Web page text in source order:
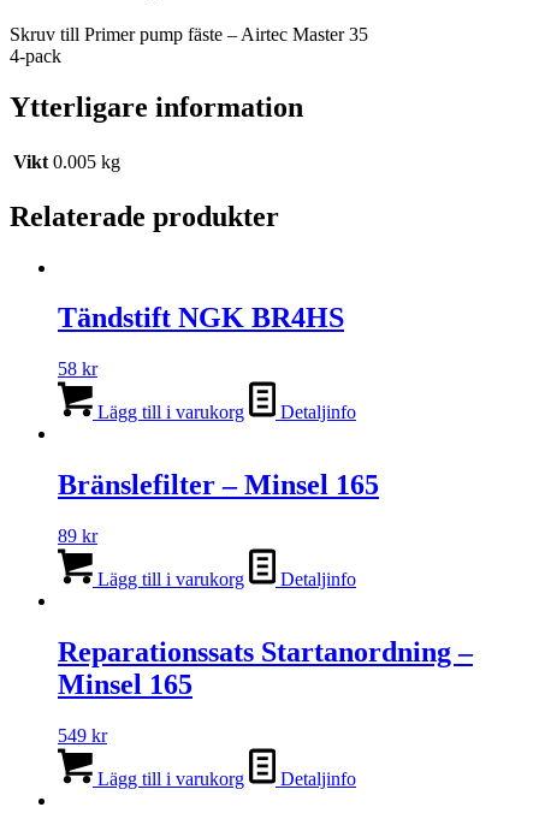
Skruv till Primer pump fäste – Airtec Master 35
4-pack
Ytterligare information
Vikt 0.005 kg
Relaterade produkter
Tändstift NGK BR4HS
58 kr
Lägg till i varukorg Detaljinfo
Bränslefilter – Minsel 165
89 kr
Lägg till i varukorg Detaljinfo
Reparationssats Startanordning –
Minsel 165
549 kr
Lägg till i varukorg Detaljinfo